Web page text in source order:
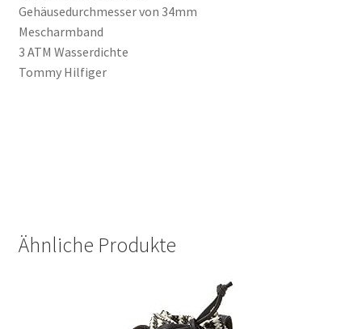
Gehäusedurchmesser von 34mm
Mescharmband
3 ATM Wasserdichte
Tommy Hilfiger
Ähnliche Produkte